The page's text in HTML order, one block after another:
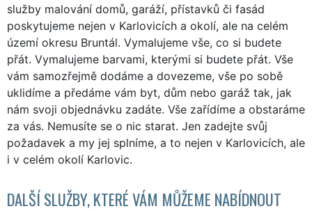
služby malování domů, garáží, přístavků či fasád
poskytujeme nejen v Karlovicích a okolí, ale na celém
území okresu Bruntál. Vymalujeme vše, co si budete
přát. Vymalujeme barvami, kterými si budete přát. Vše
vám samozřejmě dodáme a dovezeme, vše po sobě
uklidíme a předáme vám byt, dům nebo garáž tak, jak
nám svoji objednávku zadáte. Vše zařídíme a obstaráme
za vás. Nemusíte se o nic starat. Jen zadejte svůj
požadavek a my jej splníme, a to nejen v Karlovicích, ale
i v celém okolí Karlovic.
DALŠÍ SLUŽBY, KTERÉ VÁM MŮŽEME NABÍDNOUT